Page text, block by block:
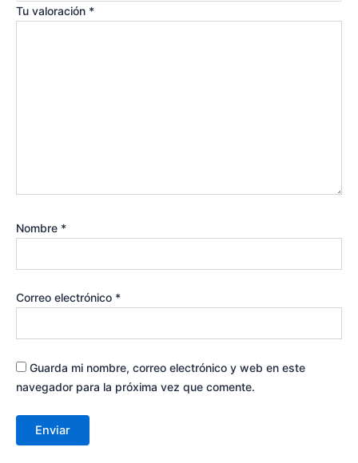
Tu valoración *
Nombre *
Correo electrónico *
Guarda mi nombre, correo electrónico y web en este
navegador para la próxima vez que comente.